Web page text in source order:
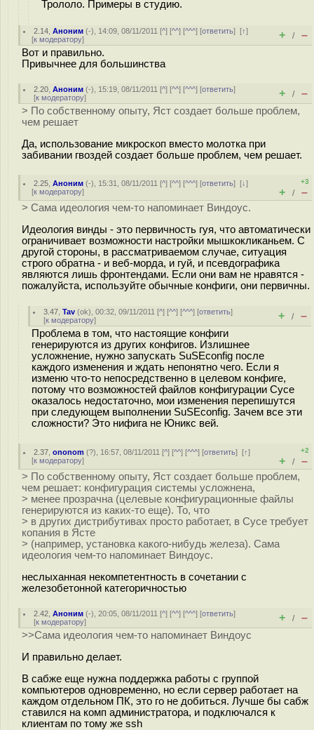
Трололо. Примеры в студию.
2.14 ,Аноним (-), 14:09, 08/11/2011 [^] [^^] [^^^] [ответить][↑]
[к модератору] + / –
Вот и правильно.
Привычнее для большинства
2.20 ,Аноним (-), 15:19, 08/11/2011 [^] [^^] [^^^] [ответить]
[к модератору] + / –
> По собственному опыту, Яст создает больше проблем,
чем решает
Да, использование микроскоп вместо молотка при
забивании гвоздей создает больше проблем, чем решает.
2.25 ,Аноним (-), 15:31, 08/11/2011 [^] [^^] [^^^] [ответить][↓]
[к модератору]
+3
+ / –
> Сама идеология чем-то напоминает Виндоус.
Идеология винды - это первичность гуя, что автоматически
ограничивает возможности настройки мышкокликаньем. С
другой стороны, в рассматриваемом случае, ситуация
строго обратна - и веб-морда, и гуй, и псевдографика
являются лишь фронтендами. Если они вам не нравятся -
пожалуйста, используйте обычные конфиги, они первичны.
3.47 ,Tav (ok), 00:32, 09/11/2011 [^] [^^] [^^^] [ответить]
[к модератору] + / –
Проблема в том, что настоящие конфиги
генерируются из других конфигов. Излишнее
усложнение, нужно запускать SuSEconfig после
каждого изменения и ждать непонятно чего. Если я
изменю что-то непосредственно в целевом конфиге,
потому что возможностей файлов конфигурации Сусе
оказалось недостаточно, мои изменения перепишутся
при следующем выполнении SuSEconfig. Зачем все эти
сложности? Это нифига не Юникс вей.
2.37 ,ononom (?), 16:57, 08/11/2011 [^] [^^] [^^^] [ответить][↑]
[к модератору]
+2
+ / –
> По собственному опыту, Яст создает больше проблем,
чем решает: конфигурация системы усложнена,
> менее прозрачна (целевые конфигурационные файлы
генерируются из каких-то еще). То, что
> в других дистрибутивах просто работает, в Сусе требует
копания в Ясте
> (например, установка какого-нибудь железа). Сама
идеология чем-то напоминает Виндоус.
неслыханная некомпетентность в сочетании с
железобетонной категоричностью
2.42 ,Аноним (-), 20:05, 08/11/2011 [^] [^^] [^^^] [ответить]
[к модератору] + / –
>>Сама идеология чем-то напоминает Виндоус
И правильно делает.
В сабже еще нужна поддержка работы с группой
компьютеров одновременно, но если сервер работает на
каждом отдельном ПК, это го не добиться. Лучше бы сабж
ставился на комп администратора, и подключался к
клиентам по тому же ssh